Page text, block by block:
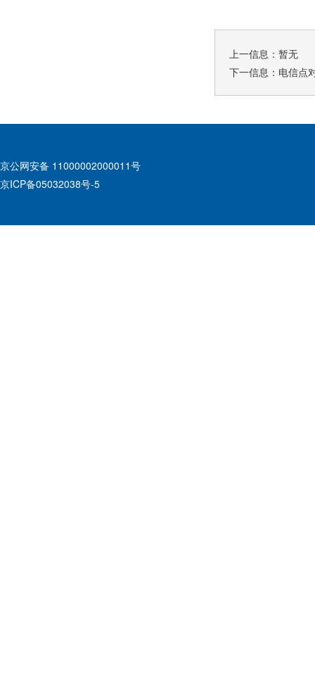
上一信息：暂无
下一信息： 电信点
京公网安备 11000002000011号
京ICP备05032038号-5